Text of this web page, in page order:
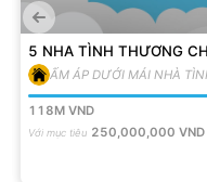
5 NHA TÌNH THƯƠNG
VƯỢT KHÓ
ẤM ÁP DƯỚI MÁI NHÀ
118M VND
Với mục tiêu 250,000,000 VND